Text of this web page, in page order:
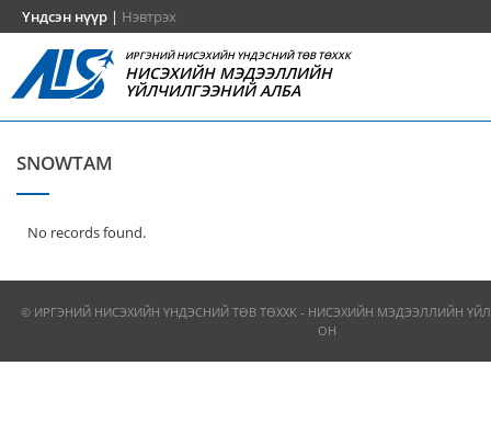
Үндсэн нүүр | Нэвтрэх
ИРГЭНИЙ НИСЭХИЙН ҮНДЭСНИЙ ТӨВ ТӨХХК
НИСЭХИЙН МЭДЭЭЛЛИЙН
ҮЙЛЧИЛГЭЭНИЙ АЛБА
SNOWTAM
No records found.
© ИРГЭНИЙ НИСЭХИЙН ҮНДЭСНИЙ ТӨВ ТӨХХК - НИСЭХИЙН МЭДЭЭЛЛИЙН
ОН